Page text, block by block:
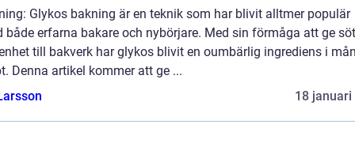
Glykos bakning är en teknik som har blivit alltmer populär
både erfarna bakare och nybörjare. Med sin förmåga att ge
till bakverk har glykos blivit en oumbärlig ingrediens i
Denna artikel kommer att ge ...
18 januari